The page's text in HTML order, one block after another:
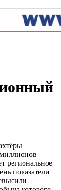
миллионов
региональное
показатели